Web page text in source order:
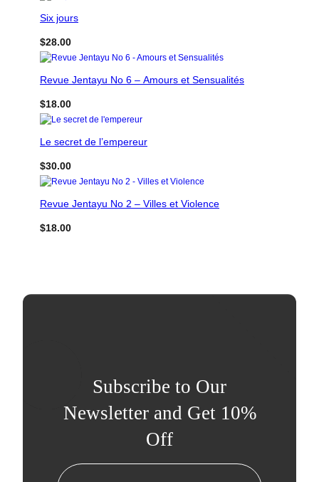
Six jours
$28.00
Revue Jentayu No 6 – Amours et Sensualités
$18.00
Le secret de l’empereur
$30.00
Revue Jentayu No 2 – Villes et Violence
$18.00
Subscribe to Our
Newsletter and Get 10%
Off